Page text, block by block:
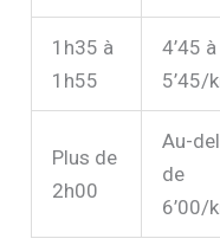
1h35 à
1h55
4’45 à
5’45/
Plus de
2h00
Au-
de
6’00/